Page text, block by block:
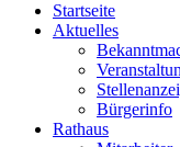
Startseite
Aktuelles
Bürgerinfo
Rathaus